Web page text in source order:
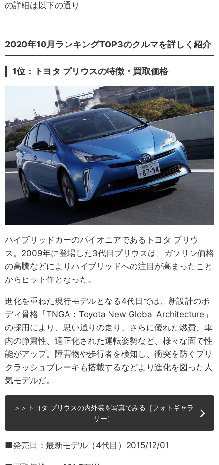
の詳細は以下の通り
2020年10月ランキングTOP3のクルマを詳しく紹介
1位：トヨタ プリウスの特徴・買取価格
ハイブリッドカーのパイオニアであるトヨタ プリウ
ス。2009年に登場した3代目プリウスは、ガソリン価格
の高騰などによりハイブリッドへの注目が高まったこと
からヒット作となった。
進化を重ねた現行モデルとなる4代目では、新設計のボ
ディ骨格「TNGA：Toyota New Global Architecture」
の採用により、思い通りの走り、さらに優れた燃費、車
内の静粛性、適正化された運転姿勢など、様々な面で性
能がアップ。障害物や歩行者を検知し、衝突を防ぐプリ
クラッシュブレーキも搭載するなどより進化を図った人
気モデルだ。
＞＞トヨタ プリウスの内外装を写真でみる［フォトギャラ
リー］
■発売日：最新モデル（4代目）2015/12/01